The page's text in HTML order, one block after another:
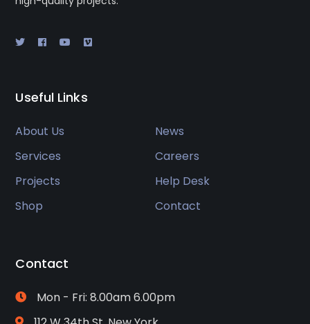
Useful Links
About Us
News
Services
Careers
Projects
Help Desk
Shop
Contact
Contact
Mon - Fri: 8.00am 6.00pm